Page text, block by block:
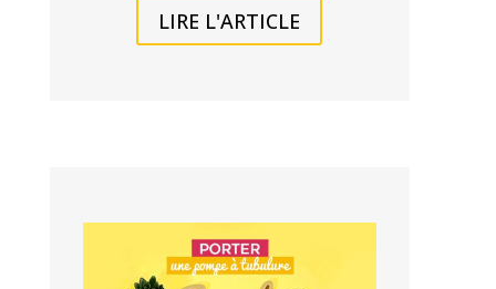
LIRE L'ARTICLE